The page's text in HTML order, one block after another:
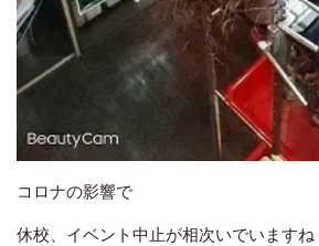
コロナの影響で
休校、イベント中止が相次いでいますね